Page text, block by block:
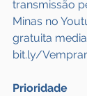
transmissão
Minas no
gratuita
bit.ly/
Prioridade